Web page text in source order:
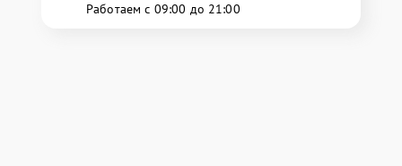
Работаем с 09:00 до 21:00